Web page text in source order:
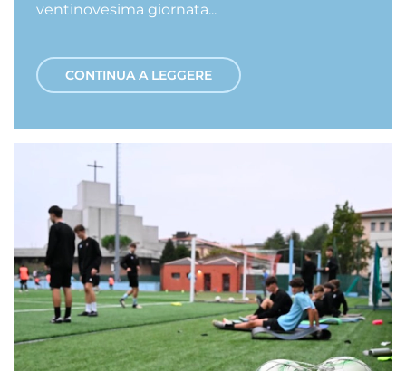
ventinovesima giornata...
CONTINUA A LEGGERE